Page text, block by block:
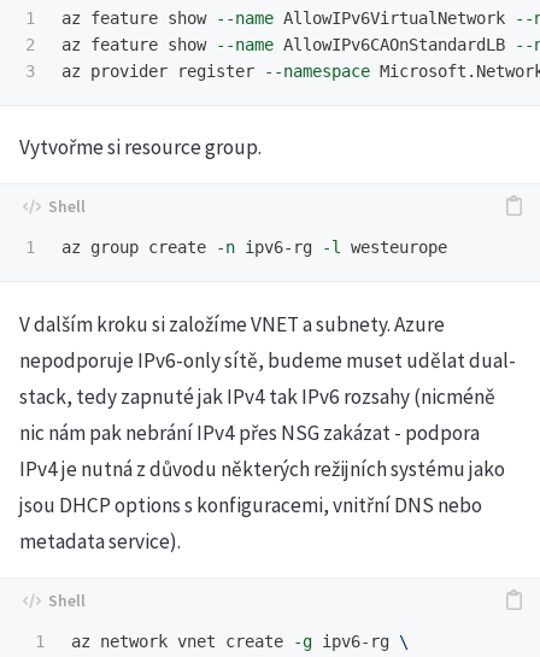
1
2
az feature show --name AllowIPv6VirtualNetwork
--
az feature show --name AllowIPv6CAOnStandardLB
--
az provider register
--namespace
Vytvořme si resource group.
az group create -n ipv6-rg -l
V dalším kroku si založíme VNET a subnety. Azure
nepodporuje IPv6-only sítě, budeme muset udělat dual-
stack, tedy zapnuté jak IPv4 tak IPv6 rozsahy (nicméně
nic nám pak nebrání IPv4 přes NSG zakázat - podpora
IPv4 je nutná z důvodu některých režijních systému jako
jsou DHCP options s konfiguracemi, vnitřní DNS nebo
metadata service).
1
az network vnet create -g ipv6-rg \